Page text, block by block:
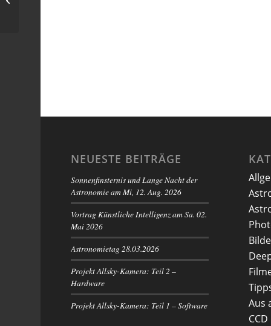
NEUESTE BEITRÄGE
Sonnenfinsternis und Lange Nacht der
Astronomie am Mi, 12. Aug. 2026
Vortrag Künstliche Intelligenz am Sa. 02.
Mai 2026
Astronomietag 28.03.2026
Projekt Allsky-Kamera: Teil 2 –
Hardware
Projekt Allsky-Kamera: Teil 1 – Software
Aus
CCD